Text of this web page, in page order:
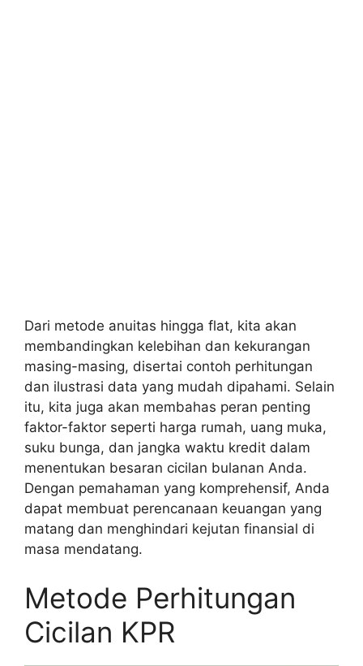
Dari metode anuitas hingga flat, kita akan
membandingkan kelebihan dan kekurangan
masing-masing, disertai contoh perhitungan
dan ilustrasi data yang mudah dipahami. Selain
itu, kita juga akan membahas peran penting
faktor-faktor seperti harga rumah, uang muka,
suku bunga, dan jangka waktu kredit dalam
menentukan besaran cicilan bulanan Anda.
Dengan pemahaman yang komprehensif, Anda
dapat membuat perencanaan keuangan yang
matang dan menghindari kejutan finansial di
masa mendatang.
Metode Perhitungan
Cicilan KPR